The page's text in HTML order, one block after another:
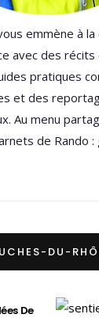
emmène à
avec des récits
pratiques
et des
Au menu
de Rando
DU-
De